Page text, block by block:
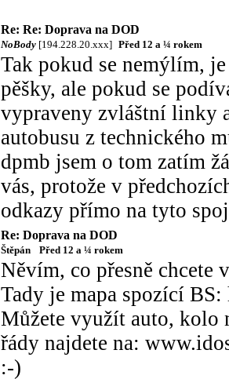
Re: Re: Doprava na DOD
NoBody [194.228.20.xxx] Před 12 a ¼ rokem
Tak pokud se nemýlím,
pěšky, ale pokud se
vypraveny zvláštní linky
autobusu z technického
dpmb jsem o tom zatím
vás, protože v
odkazy přímo na tyto
Re: Doprava na DOD
Štěpán Před 12 a ¼ rokem
Něvím, co přesně chcete
Tady je mapa spozící
Můžete využít auto, kolo
řády najdete na:
:-)